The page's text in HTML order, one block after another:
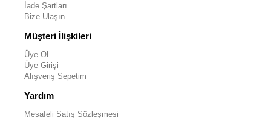
İade Şartları
Bize Ulaşın
Müşteri İlişkileri
Üye Ol
Üye Girişi
Alışveriş Sepetim
Yardım
Mesafeli Satış Sözleşmesi